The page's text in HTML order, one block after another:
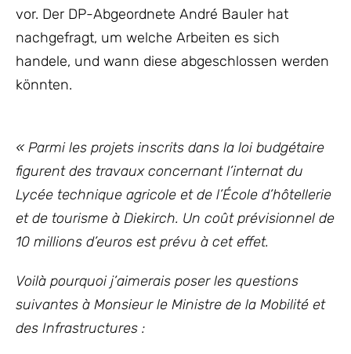
vor. Der DP-Abgeordnete André Bauler hat
nachgefragt, um welche Arbeiten es sich
handele, und wann diese abgeschlossen werden
könnten.
« Parmi les projets inscrits dans la loi budgétaire
figurent des travaux concernant l’internat du
Lycée technique agricole et de l’École d’hôtellerie
et de tourisme à Diekirch. Un coût prévisionnel de
10 millions d’euros est prévu à cet effet.
Voilà pourquoi j’aimerais poser les questions
suivantes à Monsieur le Ministre de la Mobilité et
des Infrastructures :